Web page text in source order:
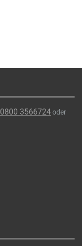
0800 3566724oder